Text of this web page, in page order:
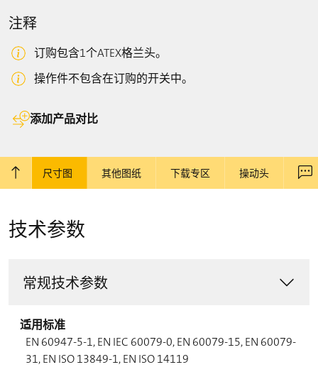
注释
订购包含1个ATEX格兰头。
操作件不包含在订购的开关中。
添加产品对比
回到顶部
数 尺寸图 其他图纸 下载专区 操动头 联
技术参数
常规技术参数
适用标准
EN 60947-5-1, EN IEC 60079-0, EN 60079-15, EN 60079-
31, EN ISO 13849-1, EN ISO 14119